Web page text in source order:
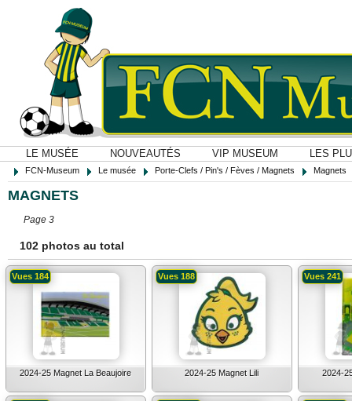
LE MUSÉE NOUVEAUTÉS VIP MUSEUM LES
FCN-Museum Le musée Porte-Clefs / Pin's / Fèves / Magnets Magnets
MAGNETS
Page 3
102 photos au total
2024-25 Magnet La Beaujoire
Vues 184
2024-25 Magnet Lili
Vues 188
2024-
Vues 241